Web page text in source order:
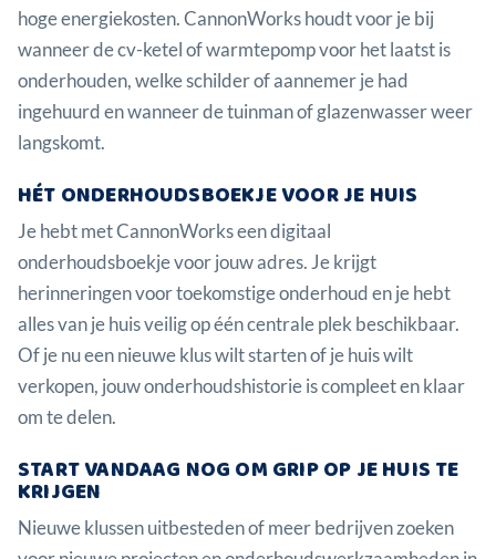
hoge energiekosten. CannonWorks houdt voor je bij
wanneer de cv-ketel of warmtepomp voor het laatst is
onderhouden, welke schilder of aannemer je had
ingehuurd en wanneer de tuinman of glazenwasser weer
langskomt.
HÉT ONDERHOUDSBOEKJE VOOR JE HUIS
Je hebt met CannonWorks een digitaal
onderhoudsboekje voor jouw adres. Je krijgt
herinneringen voor toekomstige onderhoud en je hebt
alles van je huis veilig op één centrale plek beschikbaar.
Of je nu een nieuwe klus wilt starten of je huis wilt
verkopen, jouw onderhoudshistorie is compleet en klaar
om te delen.
START VANDAAG NOG OM GRIP OP JE HUIS TE
KRIJGEN
Nieuwe klussen uitbesteden of meer bedrijven zoeken